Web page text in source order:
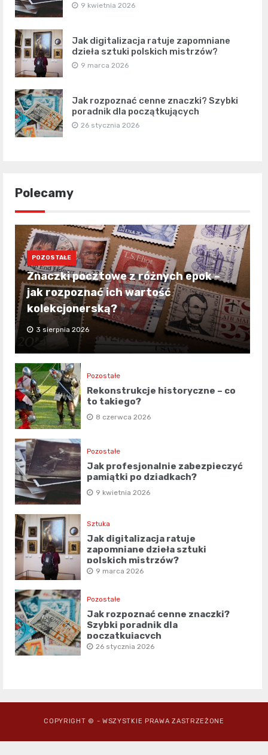
9 kwietnia 2026
Jak digitalizacja ratuje zapomniane
dzieła sztuki polskich mistrzów?
9 marca 2026
Jak rozpoznać cenne znaczki? Szybki
poradnik dla początkujących
26 stycznia 2026
Polecamy
POZOSTAŁE
Znaczki pocztowe z różnych epok –
jak rozpoznać ich wartość
kolekcjonerską?
3 sierpnia 2026
Pozostałe
Rekonstrukcje historyczne – co
to takiego?
8 czerwca 2026
Pozostałe
Jak profesjonalnie zabezpieczyć
pamiątki po dziadkach?
9 kwietnia 2026
Sztuka
Jak digitalizacja ratuje
zapomniane dzieła sztuki
polskich mistrzów?
9 marca 2026
Pozostałe
Jak rozpoznać cenne znaczki?
Szybki poradnik dla
początkujących
26 stycznia 2026
COPYRIGHT © - WSZYSTKIE PRAWA ZASTRZEŻONE